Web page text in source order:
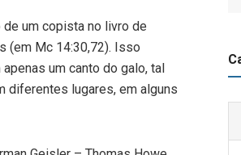
um copista no livro de
(em Mc 14:30,72). Isso
um canto do galo, tal
diferentes lugares, em alguns